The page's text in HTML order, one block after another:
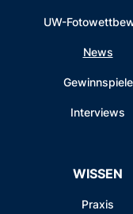
UW-
News
Gewinnspiele
Interviews
WISSEN
Praxis